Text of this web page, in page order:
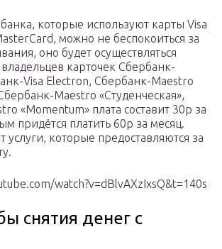
которые используют карты Visa
можно не беспокоиться за
оно будет осуществляться
карточек Сбербанк-
Visa Electron, Сбербанк-Maestro
Maestro «Студенческая»,
«Momentum» плата составит 30р за
придётся платить 60р за месяц.
услуги, которые предоставляются за
watch?v=dBlvAXzIxsQ&t=140s
снятия денег с